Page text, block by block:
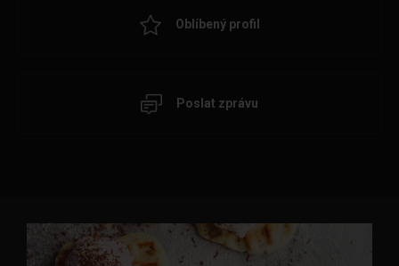
Oblíbený profil
Poslat zprávu